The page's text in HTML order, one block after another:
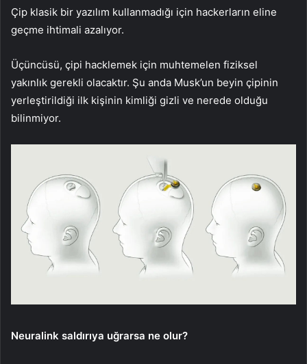
Çip klasik bir yazılım kullanmadığı için hackerların eline
geçme ihtimali azalıyor.
Üçüncüsü, çipi hacklemek için muhtemelen fiziksel
yakınlık gerekli olacaktır. Şu anda Musk’un beyin çipinin
yerleştirildiği ilk kişinin kimliği gizli ve nerede olduğu
bilinmiyor.
Neuralink saldırıya uğrarsa ne olur?